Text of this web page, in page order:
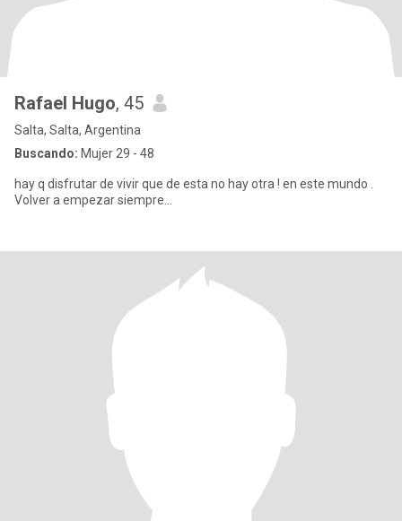
Rafael Hugo, 45
Salta, Salta, Argentina
Buscando: Mujer 29 - 48
hay q disfrutar de vivir que de esta no hay otra ! en este mundo .
Volver a empezar siempre...